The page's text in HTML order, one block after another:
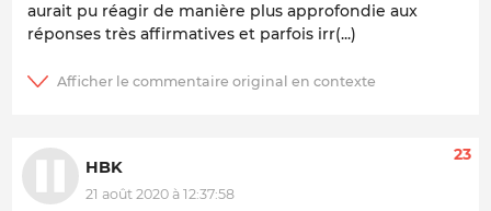
aurait pu réagir de manière plus approfondie aux
réponses très affirmatives et parfois irr(...)
HBK
21 août 2020 à 12:37:58
23